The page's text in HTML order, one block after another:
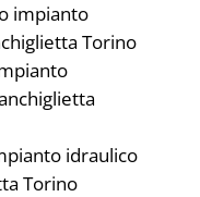
impianto
Torino
idraulico
Torino